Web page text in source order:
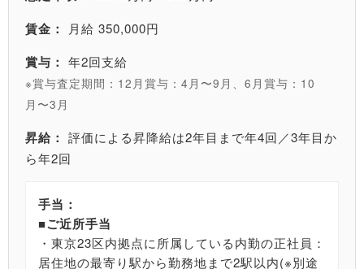
賃金： 月給 350,000円
賞与： 年2回支給
※賞与査定期間：12月賞与：4月〜9月、6月賞与：10
月〜3月
昇給： 評価による昇降給は2年目まで年4回／3年目か
ら年2回
手当：
■ご近所手当
・東京23区内拠点に所属している内勤の正社員：
居住地の最寄り駅から勤務地まで2駅以内(※別途